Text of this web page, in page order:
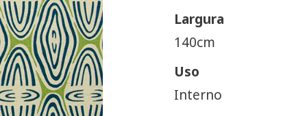
Largura
140cm
Uso
Interno